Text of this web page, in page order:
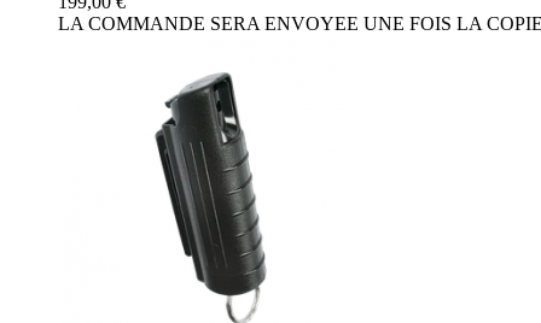
LA COMMANDE SERA ENVOYEE UNE FOIS LA